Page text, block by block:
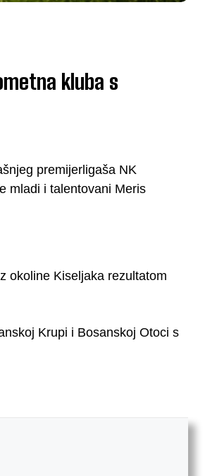
kluba s
premijerligaša NK
mladi i talentovani Meris
okoline Kiseljaka rezultatom
Krupi i Bosanskoj Otoci s